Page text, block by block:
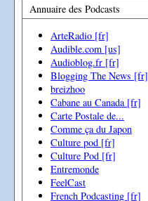
Annuaire des Podcasts
ArteRadio [fr]
Audible.com [us]
Audioblog.fr [fr]
Blogging The News [fr]
breizhoo
Cabane au Canada [fr]
Carte Postale de...
Comme ça du Japon
Culture pod [fr]
Culture Pod [fr]
Entremonde
FeelCast
French Podcasting [fr]